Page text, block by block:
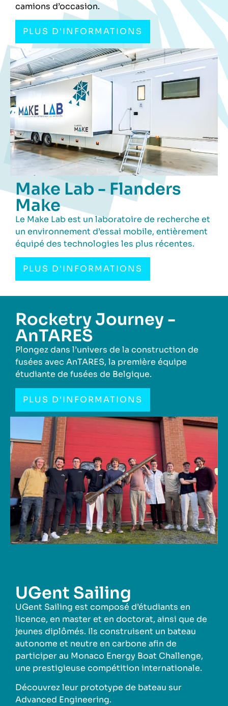
camions d’occasion.
PLUS D'INFORMATIONS
Make Lab - Flanders
Make
Le Make Lab est un laboratoire de recherche et
un environnement d’essai mobile, entièrement
équipé des technologies les plus récentes.
PLUS D'INFORMATIONS
Rocketry Journey -
AnTARES
Plongez dans l’univers de la construction de
fusées avec AnTARES, la première équipe
étudiante de fusées de Belgique.
PLUS D'INFORMATIONS
UGent Sailing
UGent Sailing est composé d’étudiants en
licence, en master et en doctorat, ainsi que de
jeunes diplômés. Ils construisent un bateau
autonome et neutre en carbone afin de
participer au Monaco Energy Boat Challenge,
une prestigieuse compétition internationale.
Découvrez leur prototype de bateau sur
Advanced Engineering.